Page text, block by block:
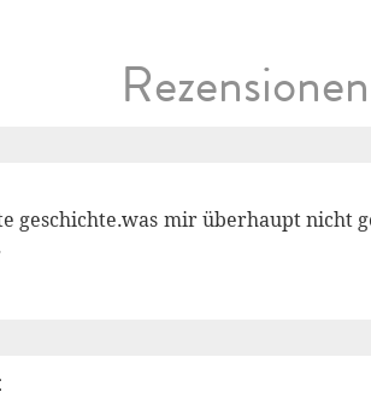
Rezensionen
geschichte.was mir überhaupt nicht